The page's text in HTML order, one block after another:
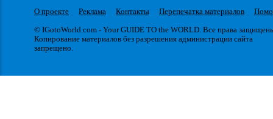
О проекте Реклама Контакты Перепечатка материалов
© IGotoWorld.com - Your GUIDE TO the WORLD. Все права
Копирование материалов без разрешения администрации сайта
запрещено.